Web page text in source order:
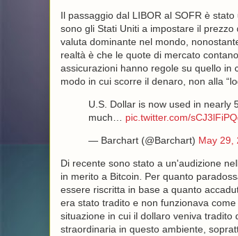
Il passaggio dal LIBOR al SOFR è
sono gli Stati Uniti a impostare il
valuta dominante nel mondo,
realtà è che le quote di mercato
assicurazioni hanno regole su quello in
modo in cui scorre il denaro, non alla
U.S. Dollar is now used in nearly
much… pic.twitter.com/
— Barchart (@Barchart) May 29,
Di recente sono stato a un'audizione
in merito a Bitcoin. Per quanto
essere riscritta in base a quanto
era stato tradito e non funzionava
situazione in cui il dollaro veniva
straordinaria in questo ambiente,